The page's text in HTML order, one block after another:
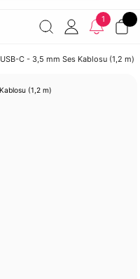
7000 TL ve üzeri
Şirketinize ait cihazları JAMF ile
1
USB-C - 3,5 mm Ses Kablosu (1,2 m)